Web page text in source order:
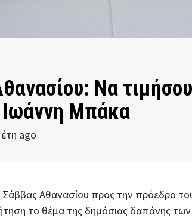
Να
Μπάκα
ago
Αθανασίου προς την πρόεδρο
το θέμα της δημόσιας δαπάνης